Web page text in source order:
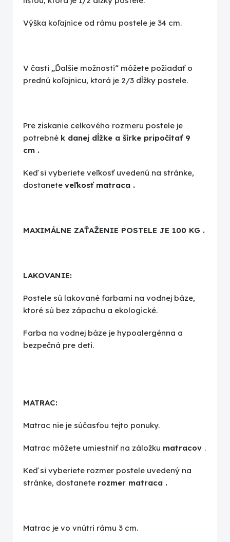
Výška koľajnice od rámu postele je 34 cm.
V časti „Ďalšie možnosti“ môžete požiadať o
prednú koľajnicu, ktorá je 2/3 dĺžky postele.
Pre získanie celkového rozmeru postele je
potrebné k danej dĺžke a šírke pripočítať 9
cm .
Keď si vyberiete veľkosť uvedenú na stránke,
dostanete veľkosť matraca .
MAXIMÁLNE ZAŤAŽENIE POSTELE JE 100 KG .
LAKOVANIE:
Postele sú lakované farbami na vodnej báze,
ktoré sú bez zápachu a ekologické.
Farba na vodnej báze je hypoalergénna a
bezpečná pre deti.
MATRAC:
Matrac nie je súčasťou tejto ponuky.
Matrac môžete umiestniť na záložku matracov .
Keď si vyberiete rozmer postele uvedený na
stránke, dostanete rozmer matraca .
Matrac je vo vnútri rámu 3 cm.